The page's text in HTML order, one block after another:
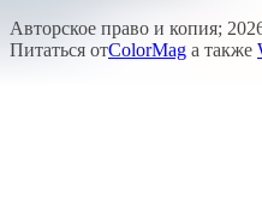
Авторское право и копия;
Питаться отColorMag а также